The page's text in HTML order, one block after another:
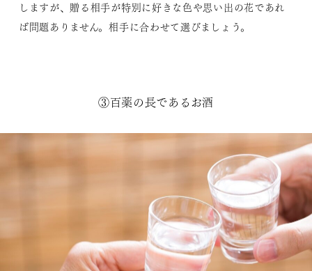
しますが、贈る相手が特別に好きな色や思い出の花であれ
ば問題ありません。相手に合わせて選びましょう。
③百薬の長であるお酒